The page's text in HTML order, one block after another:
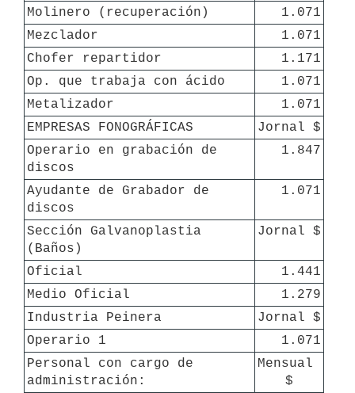
Molinero (recuperación)
1.071
Mezclador
1.071
Chofer repartidor
1.171
Op. que trabaja con ácido
1.071
Metalizador
1.071
EMPRESAS FONOGRÁFICAS
Jornal $
Operario en grabación de
discos
1.847
Ayudante de Grabador de
discos
1.071
Sección Galvanoplastia
(Baños)
Jornal $
Oficial
1.441
Medio Oficial
1.279
Industria Peinera
Jornal $
Operario 1
1.071
Personal con cargo de
administración:
Mensual
$